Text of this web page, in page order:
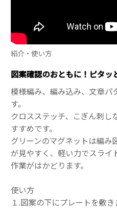
紹介・使い方
図案確認のおともに！ピタッ
模様編み、編み込み、文章パ
す。
クロスステッチ、こぎん刺し
すすめです。
グリーンのマグネットは編み
が見やすく、軽い力でスライ
作業がはかどります。
使い方
１.図案の下にプレートを敷き